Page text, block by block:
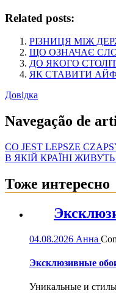
Related posts:
РІЗНИЦЯ МІЖ
ЩО ОЗНАЧАЄ
ДО ЯКОГО
ЯК СТАВИТИ
Довідка
Navegação de
CO JEST LEPSZE
В ЯКІЙ КРАЇНІ
Тоже интересно
04.08.2026 Анна
Эксклюзивные
Уникальные и